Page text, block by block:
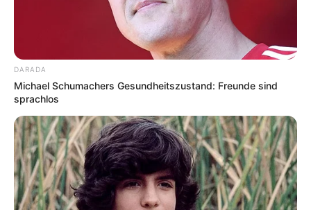
DARADA
Michael Schumachers Gesundheitszustand: Freunde sind
sprachlos